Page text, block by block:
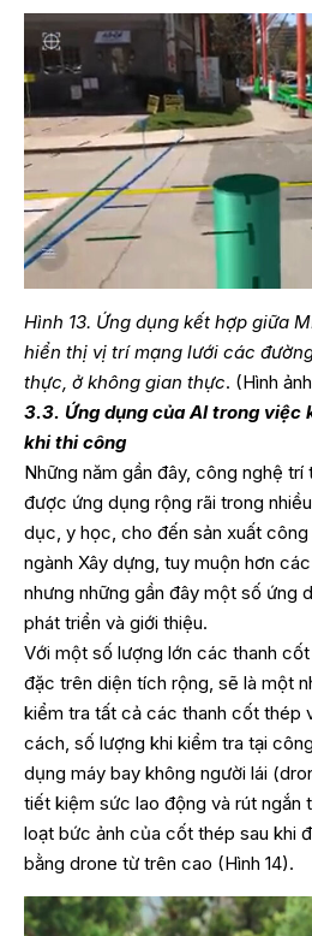
Hình 13. Ứng dụng kết hợp giữa
hiển thị vị trí mạng lưới các
thực, ở không gian thực. (Hình
3.3. Ứng dụng của AI trong việc
khi thi công
Những năm gần đây, công nghệ trí
được ứng dụng rộng rãi trong
dục, y học, cho đến sản xuất
ngành Xây dựng, tuy muộn hơn
nhưng những gần đây một số ứng
phát triển và giới thiệu.
Với một số lượng lớn các thanh
đặc trên diện tích rộng, sẽ là một
kiểm tra tất cả các thanh cốt thép
cách, số lượng khi kiểm tra tại
dụng máy bay không người lái
tiết kiệm sức lao động và rút ngắn
loạt bức ảnh của cốt thép sau khi
bằng drone từ trên cao (Hình 14).